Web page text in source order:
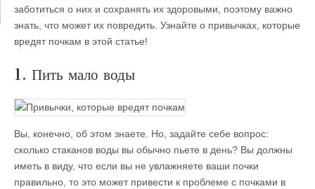
заботиться о них и сохранять их здоровыми, поэтому важно
знать, что может их повредить. Узнайте о привычках, которые
вредят почкам в этой статье!
1. Пить мало воды
Вы, конечно, об этом знаете. Но, задайте себе вопрос:
сколько стаканов воды вы обычно пьете в день? Вы должны
иметь в виду, что если вы не увлажняете ваши почки
правильно, то это может привести к проблеме с почками в